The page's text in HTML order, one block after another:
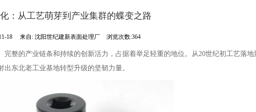
：从工艺萌芽到产业集群的蝶变之路
18 来自: 沈阳世纪建新表面处理厂 浏览次数:364
完整的产业链条和持续的创新活力，占据着举足轻重的地位。从20世纪初工艺落
东北老工业基地转型升级的坚韧力量。